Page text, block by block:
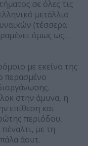
σε όλες τις
μετάλλιο
(τέσσερα
όμως ως…
με εκείνο της
περασμένο
στην άμυνα, η
επίθεση και
περιόδου,
με τη
άουτ.